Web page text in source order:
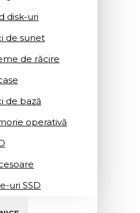
disk-uri
de sunet
de răcire
de bază
operativă
uri SSD